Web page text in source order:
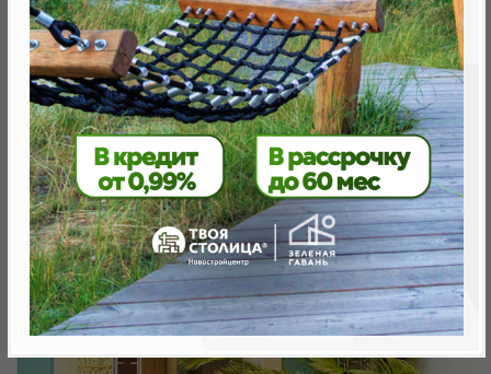
Минск, Октябрьский, ул. Н. Теслы
метро «Ковальская Слобода», 566 м